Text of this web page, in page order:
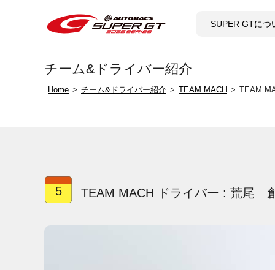
SUPER GTにつ
チーム&ドライバー紹介
Home チーム&ドライバー紹介 TEAM MACH TEAM
5 TEAM MACH ドライバー : 荒尾